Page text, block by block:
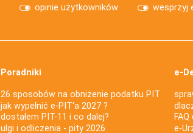
opinie użytkowników wesprzyj
Poradniki
26 sposobów na obniżenie podatku PIT
jak wypełnić e-PIT'a 2027 ?
dostałem PIT-11 i co dalej?
ulgi i odliczenia - pity 2026
e-
e-